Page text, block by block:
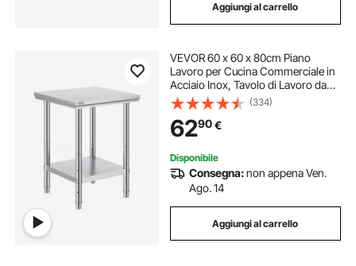
Aggiungi al carrello
VEVOR 60 x 60 x 80cm Piano
Lavoro per Cucina Commerciale in
Acciaio Inox, Tavolo di Lavoro da
Cucina 2 Piani Altezza Regolabile,
Tavolo da Lavoro per Cucina
Professionale in Acciaio Inox con 4
Gambe
(334)
6290€
Disponibile
Consegna:non appena Ven.
Ago. 14
Aggiungi al carrello